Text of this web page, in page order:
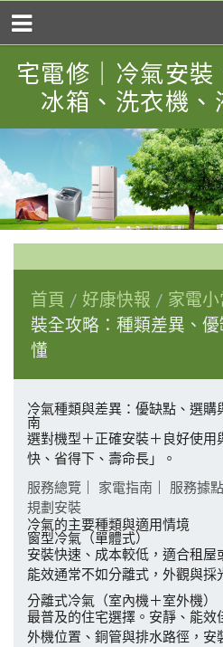
宅電修｜冷氣安裝
冰箱、洗衣機、
首頁 好康快報 家電
裝全攻略：種類差異、
懂
冷氣種類與差異：優缺點、選
南
選對機型＋正確安裝＋良好使用
快、省得下、壽命長」。
服務總覽
家電指南 服務據點
規劃安裝
冷氣的主要種類與適用情境
窗型冷氣（單體式）
安裝快速、成本較低，適合租屋
能效通常不如分離式，外觀與採
分離式冷氣（室內機＋室外機）
最普及的住宅選擇。安靜、能效
外機位置、銅管與排水路徑，安